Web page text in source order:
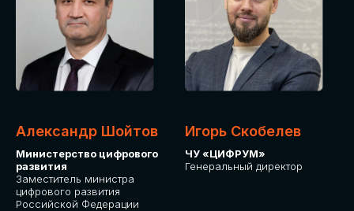
Александр Шойтов
Министерство цифрового
развития
Заместитель министра
цифрового развития
Российской Федерации
Игорь Скобелев
ЧУ «ЦИФРУМ»
Генеральный директор